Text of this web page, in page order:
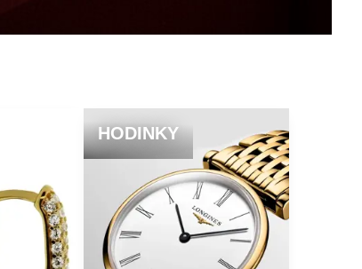
HODINKY